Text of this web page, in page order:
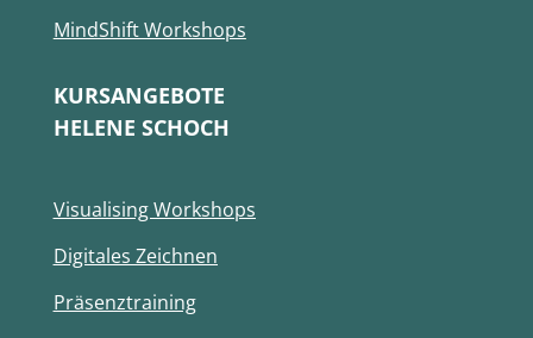
MindShift Workshops
KURSANGEBOTE
HELENE SCHOCH
Visualising Workshops
Digitales Zeichnen
Präsenztraining